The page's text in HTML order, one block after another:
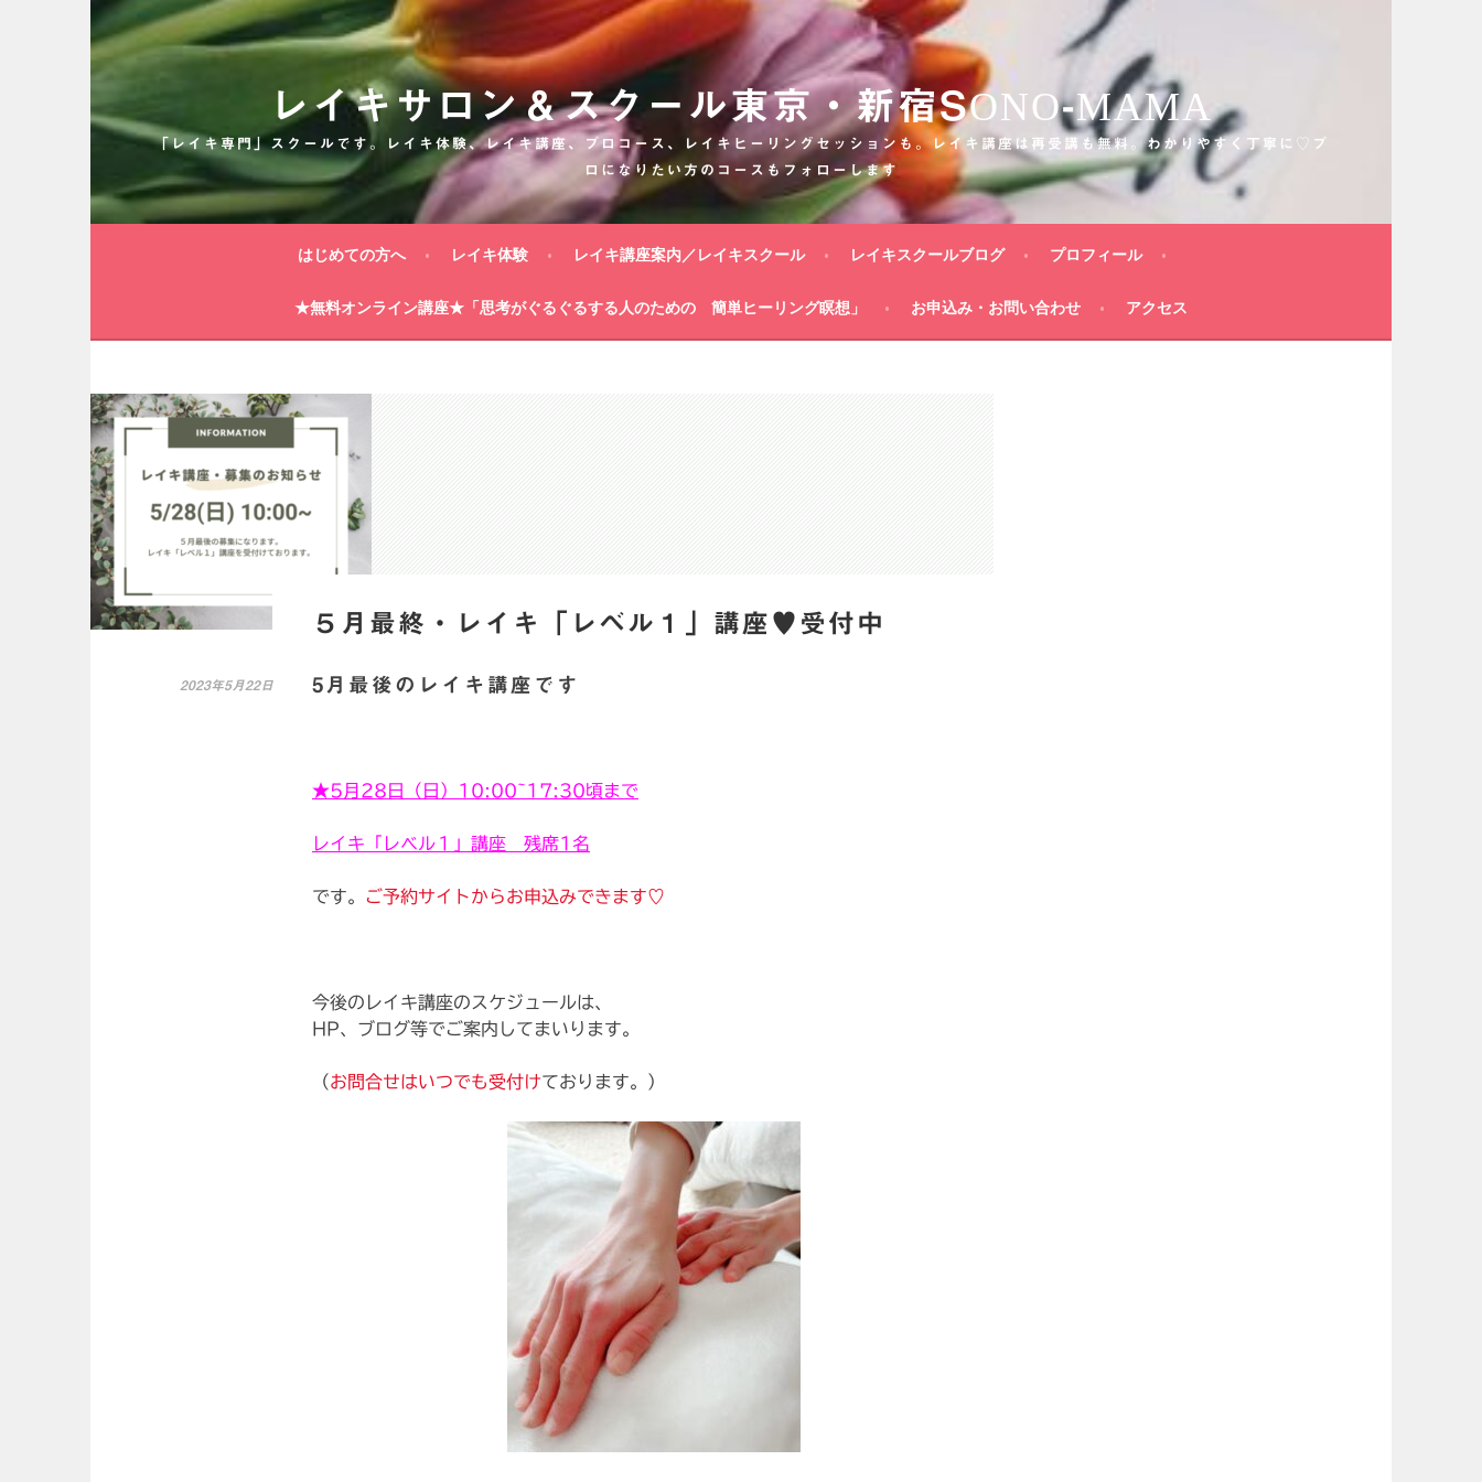
コ
ン
テ
ツ
キ
ッ
レイキサロン＆スクール東京・新宿SONO-MAMA
「レイキ専門」スクールです。レイキ体験、レイキ講座、プロコース、レイキヒーリングセッションも。レイキ講座は再受講も無料。わかりやすく丁寧に♡プ
ロになりたい方のコースもフォローします
はじめての方へ レイキ体験 レイキ講座案内／レイキスクール レイキスクールブログ プロフィール
★無料オンライン講座★「思考がぐるぐるする人のための 簡単ヒーリング瞑想」 お申込み・お問い合わせ アクセス
５月最終・レイキ「レベル１」講座♥受付中
2023年5月22日 5月最後のレイキ講座です
★5月28日（日）10:00~17:30頃まで
レイキ「レベル１」講座 残席1名
です。 ご予約サイトからお申込みできます♡
今後のレイキ講座のスケジュールは、
HP、ブログ等でご案内してまいります。
（お問合せはいつでも受付けております。）